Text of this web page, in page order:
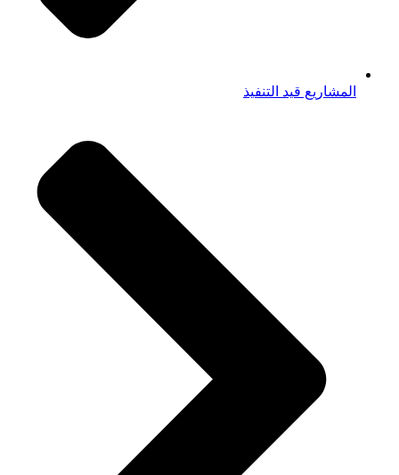
المشاريع قيد التنفيذ